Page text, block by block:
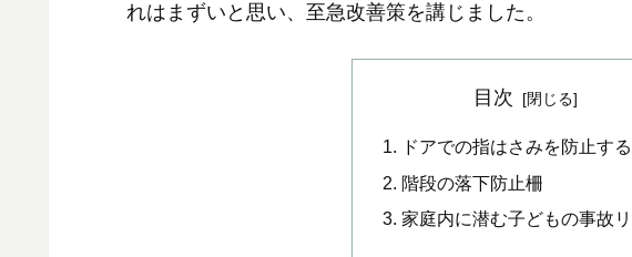
れはまずいと思い、至急改善策を講じました。
目次
ドアでの指はさみを防止する
階段の落下防止柵
家庭内に潜む子どもの事故